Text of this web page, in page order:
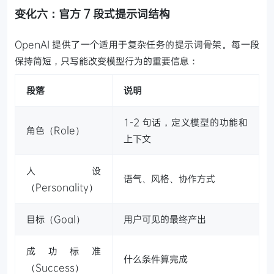
变化六：官方 7 段式提示词结构
OpenAI 提供了一个适用于复杂任务的提示词骨架。每一段
保持简短，只写能改变模型行为的重要信息：
段落 说明
角色（Role）
1-2 句话，定义模型的功能和
上下文
人设
（Personality）
语气、风格、协作方式
目标（Goal） 用户可见的最终产出
成功标准
（Success）
什么条件算完成